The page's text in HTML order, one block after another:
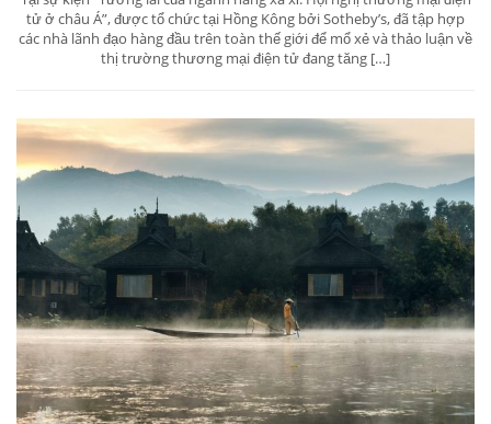
tử ở châu Á”, được tổ chức tại Hồng Kông bởi Sotheby’s, đã tập hợp
các nhà lãnh đạo hàng đầu trên toàn thế giới để mổ xẻ và thảo luận về
thị trường thương mại điện tử đang tăng […]